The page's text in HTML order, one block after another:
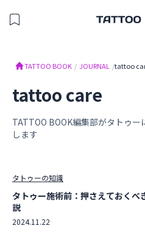
保存したスタジオを見る
TATTOO BOOK / JOURNAL /tattoo
tattoo care
TATTOO BOOK編集部がタトゥ
します
タトゥーの知識
タトゥー施術前：押さえておくべ
説
2024.11.22